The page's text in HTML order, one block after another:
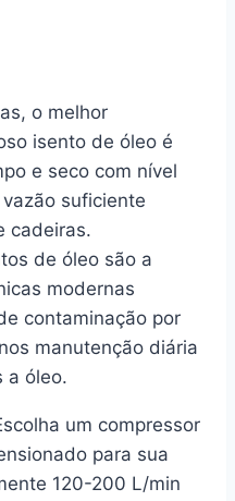
o melhor
isento de óleo é
e seco com nível
suficiente
cadeiras.
de óleo são a
modernas
contaminação por
manutenção diária
a óleo.
um compressor
para sua
120-200 L/min